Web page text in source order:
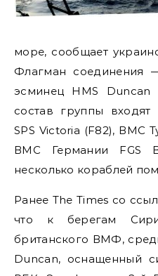
море, сообщает
Флагман соединения
эсминец HMS
состав группы
SPS Victoria (F82), ВМС
ВМС Германии FGS
несколько кораблей
Ранее The Times со
что к берегам
британского ВМФ,
Duncan, оснащенный